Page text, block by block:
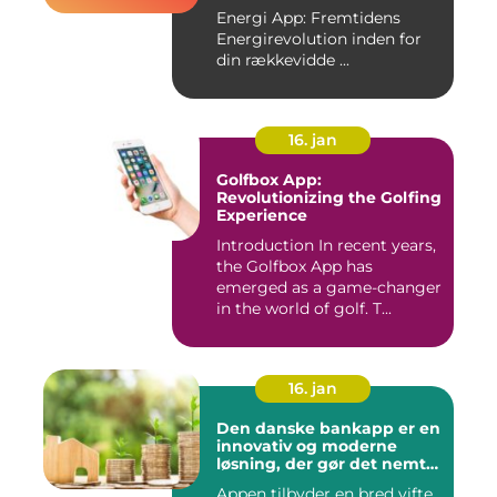
Energirevolution
Energi App: Fremtidens
Energirevolution inden for
din rækkevidde ...
16. jan
Golfbox App:
Revolutionizing the Golfing
Experience
Introduction In recent years,
the Golfbox App has
emerged as a game-changer
in the world of golf. T...
16. jan
Den danske bankapp er en
innovativ og moderne
løsning, der gør det nemt